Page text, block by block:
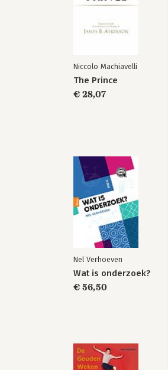
Niccolo Machiavelli
The Prince
€ 28,07
Nel Verhoeven
Wat is onderzoek?
€ 56,50